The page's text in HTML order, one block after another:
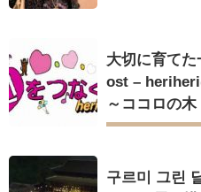
大切に育て
ost –
～ココロの木
구르미 그린